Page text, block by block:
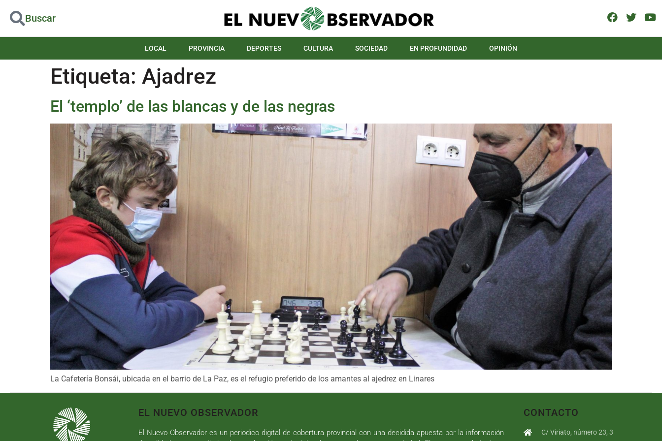
Buscar
LOCAL PROVINCIA DEPORTES CULTURA SOCIEDAD EN PROFUNDIDAD OPINIÓN
Etiqueta: Ajadrez
El ‘templo’ de las blancas y de las negras
La Cafetería Bonsái, ubicada en el barrio de La Paz, es el refugio preferido de los amantes al ajedrez en Linares
EL NUEVO OBSERVADOR
El Nuevo Observador es un periodico digital de cobertura provincial con una decidida apuesta por la información
CONTACTO
C/ Viriato, número 23, 3